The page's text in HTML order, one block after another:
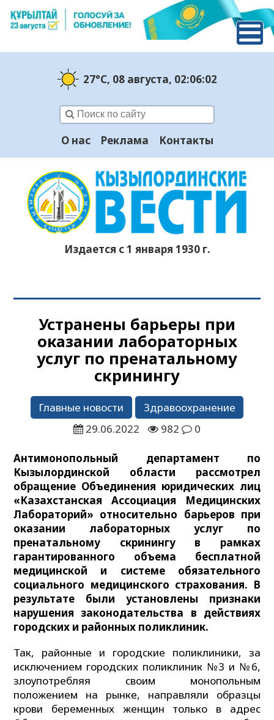
27°C, 08 августа, 02:06:03
О нас Реклама Контакты
Издается с 1 января 1930 г.
Устранены барьеры при
оказании лабораторных
услуг по пренатальному
скринингу
Главные новости
Здравоохранение
29.06.2022
982 0
Антимонопольный департамент по
Кызылординской области рассмотрел
обращение Объединения юридических лиц
«Казахстанская Ассоциация Медицинских
Лабораторий» относительно барьеров при
оказании лабораторных услуг по
пренатальному скринингу в рамках
гарантированного объема бесплатной
медицинской и системе обязательного
социального медицинского страхования. В
результате были установлены признаки
нарушения законодательства в действиях
городских и районных поликлиник.
Так, районные и городские поликлиники, за
исключением городских поликлиник №3 и №6,
злоупотребляя своим монопольным
положением на рынке, направляли образцы
крови беременных женщин только в адрес